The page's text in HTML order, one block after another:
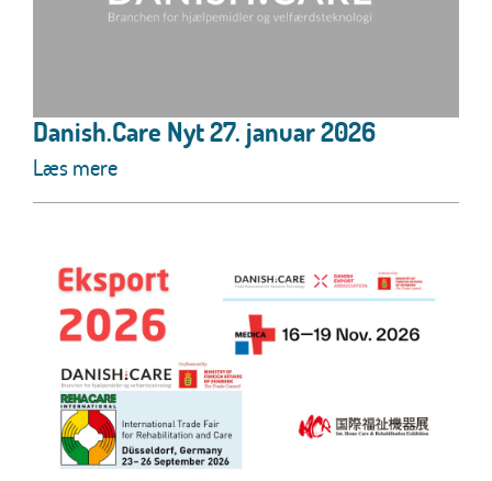
Danish.Care Nyt 27. januar 2026
Læs mere